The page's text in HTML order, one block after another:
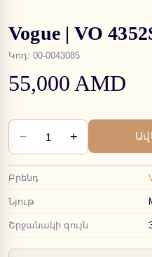
Vogue | VO
Կոդ: 00-0043085
55,000 AMD
− 1 +
Բրենդ
Նյութ
Շրջանակի գույն